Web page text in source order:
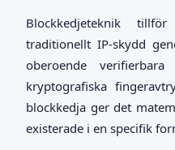
Blockkedjeteknik
traditionellt IP-skydd
oberoende
kryptografiska
blockkedja ger det
existerade i en specifik